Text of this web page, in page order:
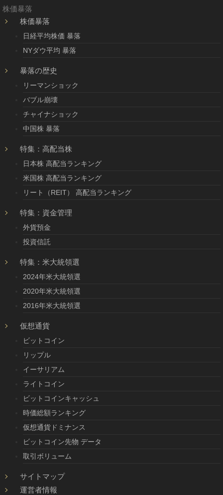
株価暴落
株価暴落
日経平均株価 暴落
NYダウ平均 暴落
暴落の歴史
リーマンショック
バブル崩壊
チャイナショック
中国株 暴落
特集：高配当株
日本株 高配当ランキング
米国株 高配当ランキング
リート（REIT） 高配当ランキング
特集：資金管理
外貨預金
投資信託
特集：米大統領選
2024年米大統領選
2020年米大統領選
2016年米大統領選
仮想通貨
ビットコイン
リップル
イーサリアム
ライトコイン
ビットコインキャッシュ
時価総額ランキング
仮想通貨ドミナンス
ビットコイン先物 データ
取引ボリューム
サイトマップ
運営者情報